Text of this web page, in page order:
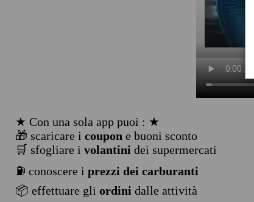
★ Con una sola app puoi : ★
🎁 scaricare i coupon e buoni sconto
🛒 sfogliare i volantini dei supermercati
⛽ conoscere i prezzi dei carburanti
📦 effettuare gli ordini dalle attività